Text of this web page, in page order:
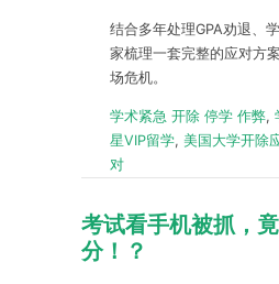
结合多年处理GPA劝退、
家梳理一套完整的应对方
场危机。
学术紧急 开除 停学 作弊,
星VIP留学, 美国大学开除
对
考试看手机被抓，
分！？